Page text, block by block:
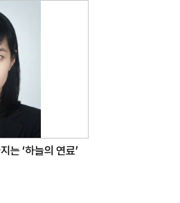
는 ‘하늘의 연료’